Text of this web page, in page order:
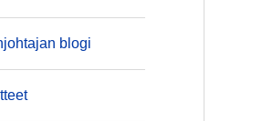
blogi